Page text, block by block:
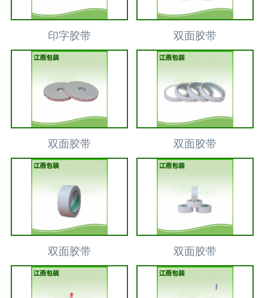
印字胶带 双面胶带
双面胶带 双面胶带
双面胶带 双面胶带